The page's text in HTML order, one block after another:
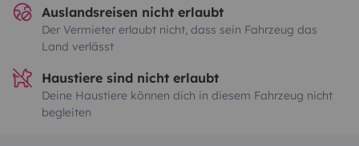
Auslandsreisen nicht erlaubt
Der Vermieter erlaubt nicht, dass sein Fahrzeug das
Land verlässt
Haustiere sind nicht erlaubt
Deine Haustiere können dich in diesem Fahrzeug nicht
begleiten